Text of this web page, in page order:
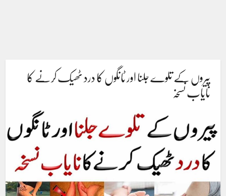
پیروں کے تلوے جلنا اور ٹانگوں کا درد ٹھیک کرنے کا
نایاب نسخہ